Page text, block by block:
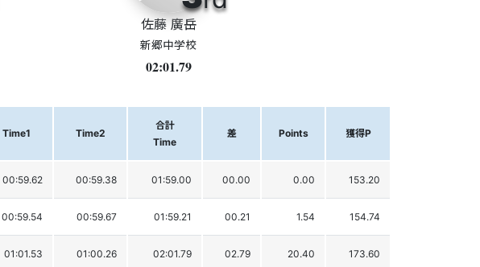
佐藤 廣岳
新郷中学校
02:01.79
Time1 Time2
合計
Time
差 Points 獲得P
00:59.62 00:59.38 01:59.00 00.00 0.00 153.20
00:59.54 00:59.67 01:59.21 00.21 1.54 154.74
01:01.53 01:00.26 02:01.79 02.79 20.40 173.60